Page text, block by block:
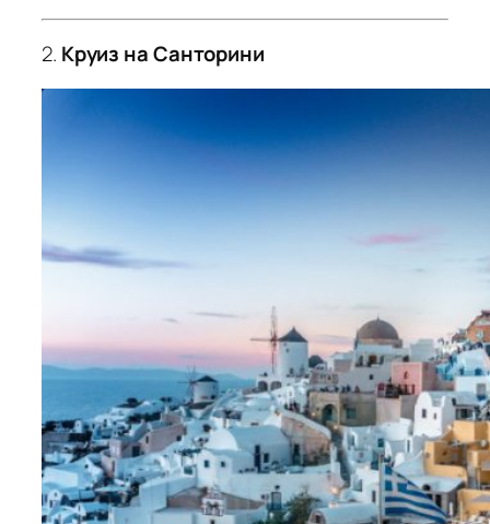
2. Круиз на Санторини